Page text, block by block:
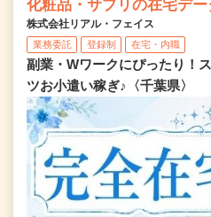
化粧品・サプリの在宅デー
株式会社リアル・フェイス
業務委託 登録制 在宅・内職
副業・Wワークにぴったり！
ツお小遣い稼ぎ♪〈千葉県〉